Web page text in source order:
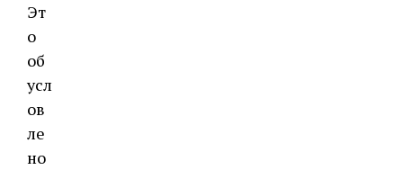
Эт
о
об
усл
ов
ле
но